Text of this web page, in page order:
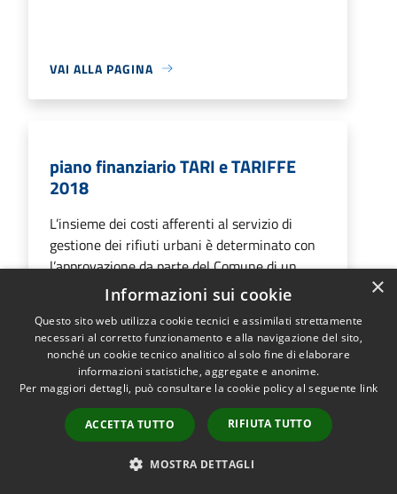
VAI ALLA PAGINA
piano finanziario TARI e TARIFFE
2018
L’insieme dei costi afferenti al servizio di
gestione dei rifiuti urbani è determinato con
l’approvazione da parte del Comune di un
dettagliato Piano Finanziario.
VAI ALLA PAGINA
Piano finanziario TARI 2019
×
Informazioni sui cookie
Questo sito web utilizza cookie tecnici e assimilati strettamente
necessari al corretto funzionamento e alla navigazione del sito,
nonché un cookie tecnico analitico al solo fine di elaborare
informazioni statistiche, aggregate e anonime.
Per maggiori dettagli, può consultare la cookie policy al seguente link
ACCETTA TUTTO RIFIUTA TUTTO
MOSTRA DETTAGLI